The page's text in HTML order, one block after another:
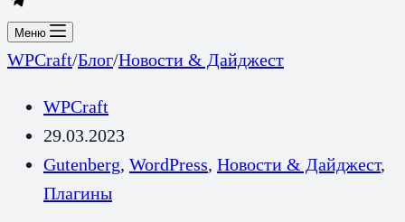
Меню
WPCraft/Блог/Новости & Дайджест
WPCraft
29.03.2023
Gutenberg, WordPress, Новости & Дайджест,
Плагины